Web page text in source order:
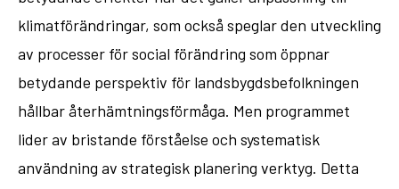
klimatförändringar, som också speglar den utveckling
av processer för social förändring som öppnar
betydande perspektiv för landsbygdsbefolkningen
hållbar återhämtningsförmåga. Men programmet
lider av bristande förståelse och systematisk
användning av strategisk planering verktyg. Detta